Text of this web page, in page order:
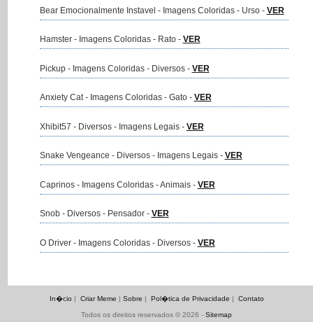
Bear Emocionalmente Instavel - Imagens Coloridas - Urso - VER
Hamster - Imagens Coloridas - Rato - VER
Pickup - Imagens Coloridas - Diversos - VER
Anxiety Cat - Imagens Coloridas - Gato - VER
Xhibit57 - Diversos - Imagens Legais - VER
Snake Vengeance - Diversos - Imagens Legais - VER
Caprinos - Imagens Coloridas - Animais - VER
Snob - Diversos - Pensador - VER
O Driver - Imagens Coloridas - Diversos - VER
In�cio | Criar Meme | Sobre | Pol�tica de Privacidade | Contato
Todos os direitos reservados © 2026 - Sitemap